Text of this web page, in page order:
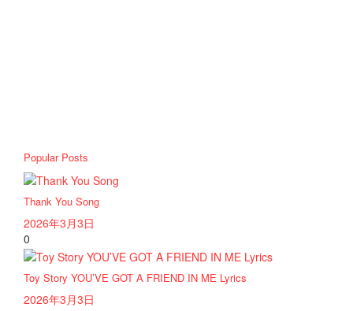
Popular Posts
Thank You Song
2026年3月3日
0
Toy Story YOU’VE GOT A FRIEND IN ME Lyrics
2026年3月3日